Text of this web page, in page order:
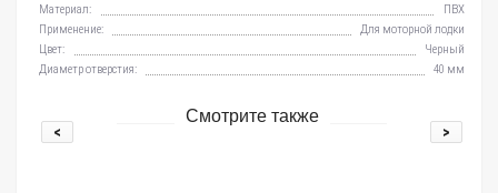
Материал:
ПВХ
Применение:
Для моторной лодки
Цвет:
Черный
Диаметр отверстия:
40 мм
Смотрите также
< >